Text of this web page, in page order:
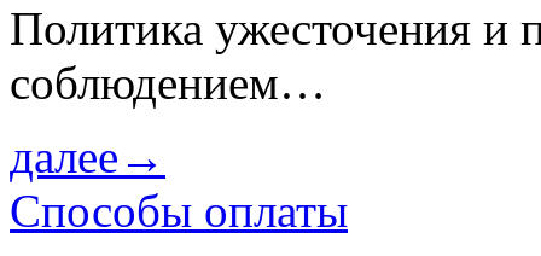
Политика ужесточения и
соблюдением…
далее→
Способы оплаты